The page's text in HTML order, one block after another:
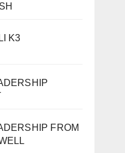
K3
FROM